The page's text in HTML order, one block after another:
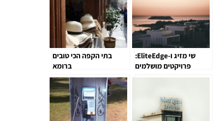
שי מזיג ו-EliteEdge:
פרויקטים מושלמים
המשלבים מגורים ונופש
בתי הקפה הכי טובים
ברומא